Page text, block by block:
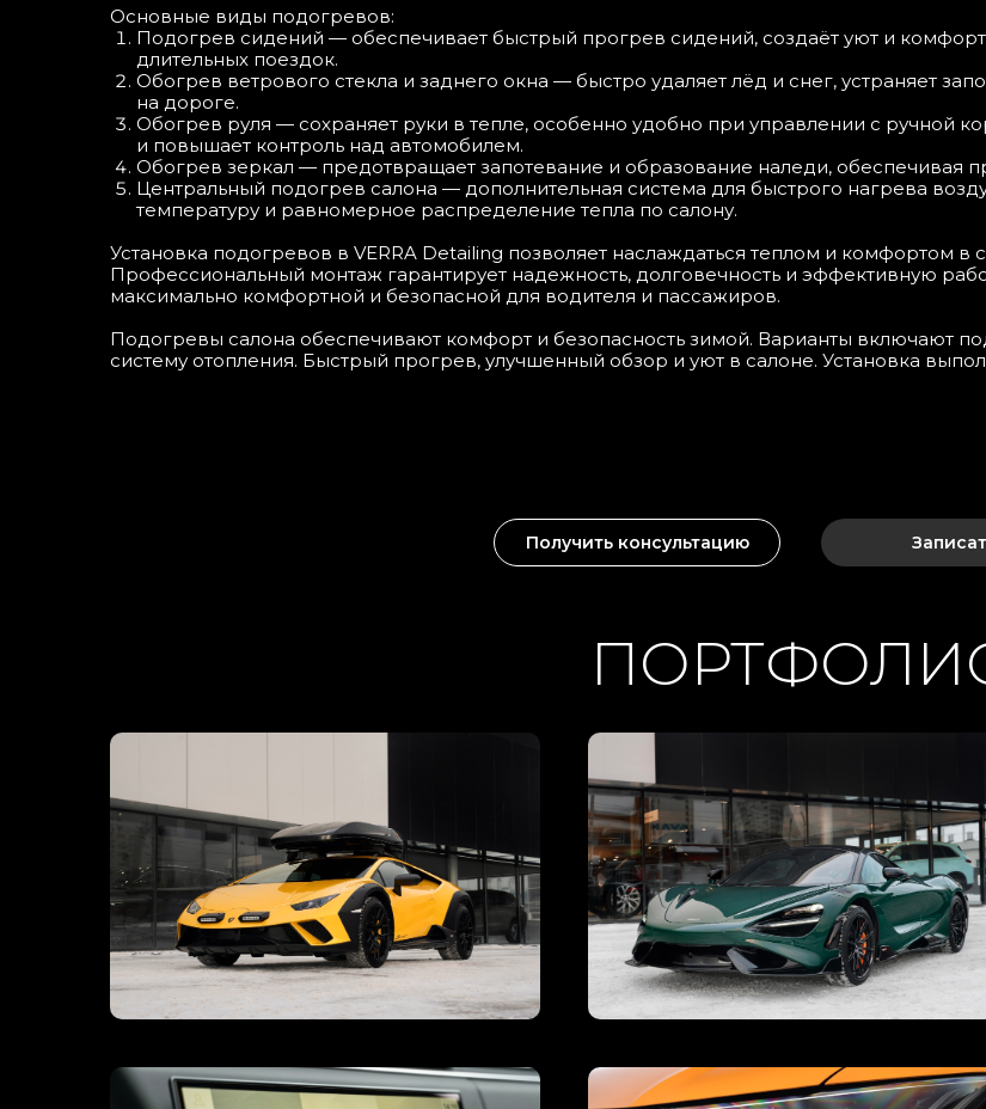
Основные виды подогревов:
Подогрев сидений — обеспечивает быстрый прогрев сидений, создаёт уют и
длительных поездок.
Обогрев ветрового стекла и заднего окна — быстро удаляет лёд и снег, устраняет
на дороге.
Обогрев руля — сохраняет руки в тепле, особенно удобно при управлении с ручной
и повышает контроль над автомобилем.
Обогрев зеркал — предотвращает запотевание и образование наледи, обеспечивая
Центральный подогрев салона — дополнительная система для быстрого нагрева
температуру и равномерное распределение тепла по салону.
Установка подогревов в VERRA Detailing позволяет наслаждаться теплом и комфортом в
Профессиональный монтаж гарантирует надежность, долговечность и эффективную
максимально комфортной и безопасной для водителя и пассажиров.
Подогревы салона обеспечивают комфорт и безопасность зимой. Варианты включают
систему отопления. Быстрый прогрев, улучшенный обзор и уют в салоне. Установка
Получить консультацию
50
25
14
50
35
25
Кнопка